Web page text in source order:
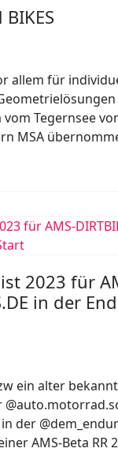
allem für
Tegernsee
MSA
2023 für
in der
ein alter
in der
AMS-Beta RR